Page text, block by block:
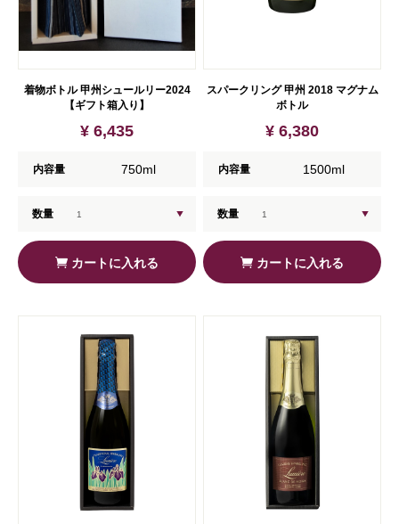
着物ボトル 甲州シュールリー2024
【ギフト箱入り】
¥ 6,435
内容量 750ml
数量
カートに入れる
スパークリング 甲州 2018 マグナム
ボトル
¥ 6,380
内容量 1500ml
数量
カートに入れる